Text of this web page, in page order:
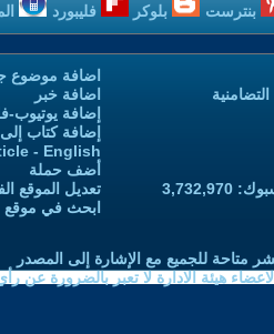
بنترست بلوكر فليبورد
اضافة موضوع
اضافة خبر
إضافة يوتيوب-
إضافة كتاب
- English
أضف حملة
تعديل الموقع
ابحث في موقع
متاحة للجميع مع الإشارة إلى المصدر
هيئة الادارة لا تعبر بالضرورة عن